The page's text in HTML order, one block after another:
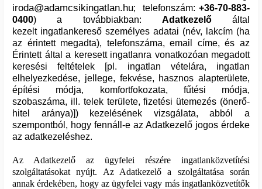
iroda@adamcsikingatlan.hu; telefonszám: +36-70-883-
0400) a továbbiakban: Adatkezelő által
kezelt ingatlankereső személyes adatai (név, lakcím (ha
az érintett megadta), telefonszáma, email címe, és az
Érintett által a keresett ingatlanra vonatkozóan megadott
keresési feltételek [pl. ingatlan vételára, ingatlan
elhelyezkedése, jellege, fekvése, hasznos alapterülete,
építési módja, komfortfokozata, fűtési módja,
szobaszáma, ill. telek területe, fizetési ütemezés (önerő-
hitel aránya)]) kezelésének vizsgálata, abból a
szempontból, hogy fennáll-e az Adatkezelő jogos érdeke
az adatkezeléshez.
Az Adatkezelő az ügyfelei részére ingatlanközvetítési
szolgáltatásokat nyújt. Az Adatkezelő a szolgáltatása során
annak érdekében, hogy az ügyfelei vagy más ingatlanközvetítők